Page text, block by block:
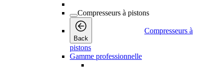
Compresseurs à pistons
Back
Compresseurs à
pistons
Gamme professionnelle